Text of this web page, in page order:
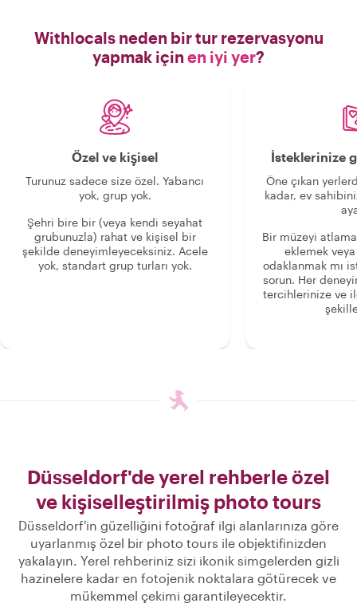
Withlocals neden bir tur rezervasyonu
yapmak için en iyi yer?
Özel ve kişisel
Turunuz sadece size özel. Yabancı
yok, grup yok.
Şehri bire bir (veya kendi seyahat
grubunuzla) rahat ve kişisel bir
şekilde deneyimleyeceksiniz. Acele
yok, standart grup turları yok.
İsteklerinize
Öne çıkan
kadar, ev
Bir müzeyi
eklemek
odaklanmak mı
sorun. Her
tercihlerinize ve
Düsseldorf'de yerel rehberle özel
ve kişiselleştirilmiş photo tours
Düsseldorf'in güzelliğini fotoğraf ilgi alanlarınıza göre
uyarlanmış özel bir photo tours ile objektifinizden
yakalayın. Yerel rehberiniz sizi ikonik simgelerden gizli
hazinelere kadar en fotojenik noktalara götürecek ve
mükemmel çekimi garantileyecektir.